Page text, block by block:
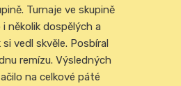
Turnaje ve skupině
několik dospělých a
vedl skvěle. Posbíral
remízu. Výsledných
na celkové páté